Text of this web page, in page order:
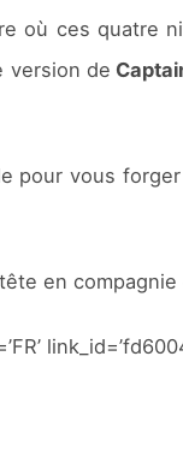
où ces quatre
version de
pour vous
en compagnie